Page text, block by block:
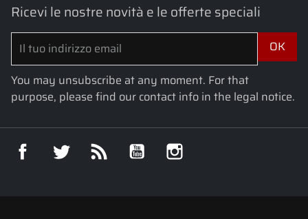
Ricevi le nostre novità e le offerte speciali
You may unsubscribe at any moment. For that
purpose, please find our contact info in the legal notice.
Facebook Twitter YouTube